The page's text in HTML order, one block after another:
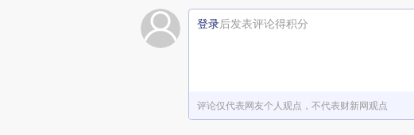
登录后发表评论得积分
评论仅代表网友个人观点，不代表财新网观点